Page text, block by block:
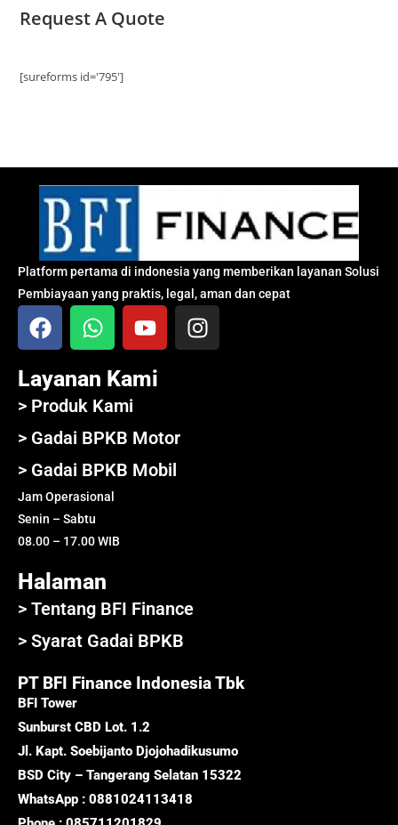
Request A Quote
[sureforms id='795']
Platform pertama di indonesia yang memberikan layanan Solusi
Pembiayaan yang praktis, legal, aman dan cepat
Layanan Kami
> Produk Kami
> Gadai BPKB Motor
> Gadai BPKB Mobil
Jam Operasional
Senin – Sabtu
08.00 – 17.00 WIB
Halaman
> Tentang BFI Finance
> Syarat Gadai BPKB
PT BFI Finance Indonesia Tbk
BFI Tower
Sunburst CBD Lot. 1.2
Jl. Kapt. Soebijanto Djojohadikusumo
BSD City – Tangerang Selatan 15322
WhatsApp : 0881024113418